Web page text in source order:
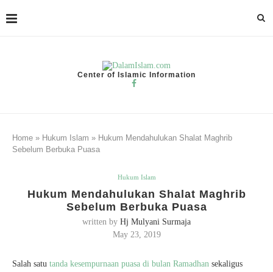
Center of Islamic Information
Home » Hukum Islam » Hukum Mendahulukan Shalat Maghrib
Sebelum Berbuka Puasa
Hukum Islam
Hukum Mendahulukan Shalat Maghrib
Sebelum Berbuka Puasa
written by Hj Mulyani Surmaja
May 23, 2019
Salah satu tanda kesempurnaan puasa di bulan Ramadhan sekaligus